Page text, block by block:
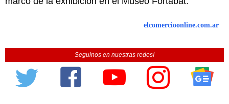
elcomercioonline.com.ar
Seguinos en nuestras redes!